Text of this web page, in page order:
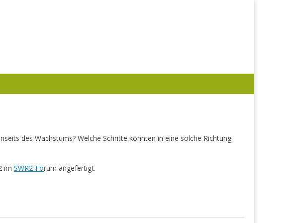
des Wachstums? Welche Schritte könnten in eine solche Richtung
im SWR2-Forum angefertigt.